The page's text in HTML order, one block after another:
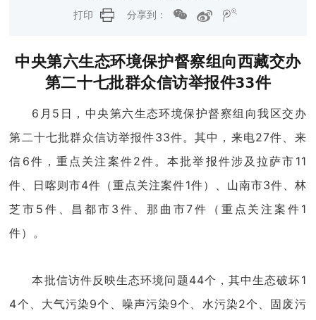
打印
分享到：
中央第六生态环境保护督察组向西藏交办
第二十七批群众信访举报件33件
6月5日，中央第六生态环境保护督察组向我区交办
第二十七批群众信访举报件33件。其中，来电27件、来
信6件，重点关注案件2件。本批举报件涉及拉萨市11
件、日喀则市4件（重点关注案件1件）、山南市3件、林
芝市5件、昌都市3件、那曲市7件（重点关注案件1
件）。
本批信访件反映生态环境问题44个，其中生态破坏1
4个、大气污染9个、噪声污染9个、水污染2个、固废污